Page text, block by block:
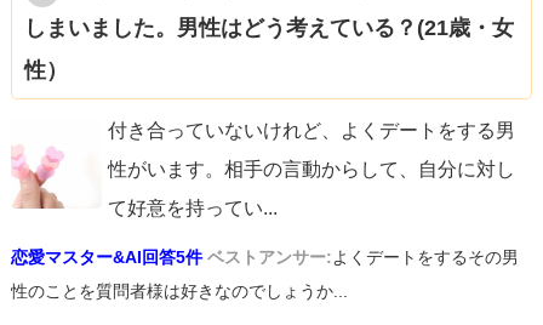
しまいました。男性はどう考えている？(21歳・女
性）
付き合っていないけれど、よくデートをする男
性がいます。相手の言動からして、自分に対し
て好意を持ってい...
恋愛マスター&AI回答5件 ベストアンサー:よくデートをするその男
性のことを質問者様は好きなのでしょうか...